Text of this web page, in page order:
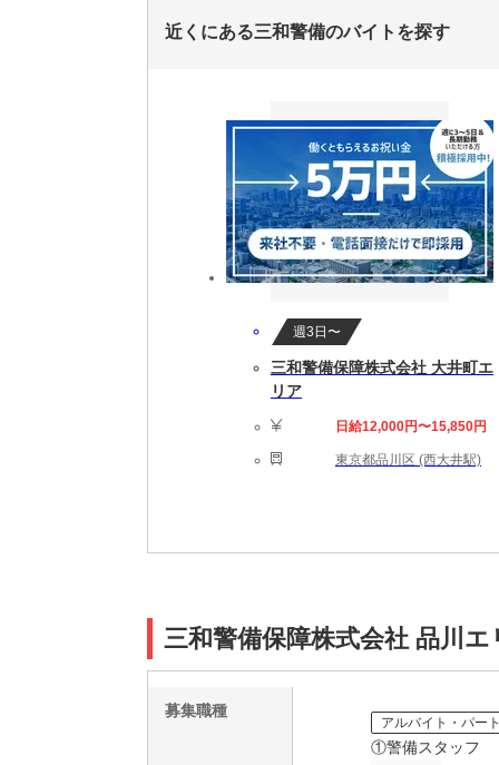
近くにある三和警備のバイトを探す
週3日〜
三和警備保障株式会社 大井町エ
リア
日給12,000円〜15,850円
東京都品川区 (西大井駅)
三和警備保障株式会社 品川
募集職種
アルバイト・パー
①警備スタッフ